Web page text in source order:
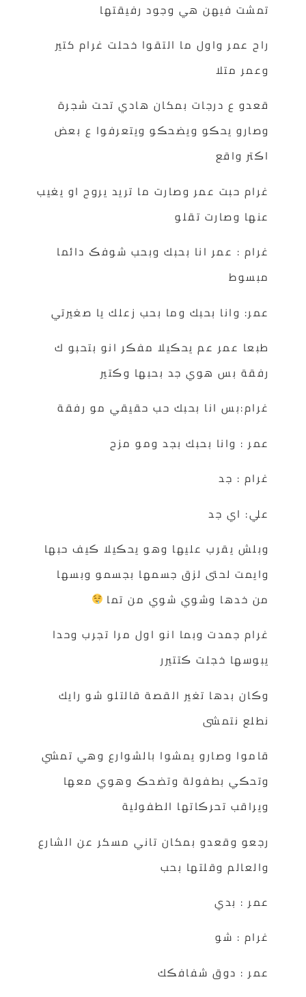
تمشت فيهن هي وجود رفيقتها
راح عمر واول ما التقوا خحلت غرام كتير
وعمر متلا
قعدو ع درجات بمكان هادي تحت شجرة
وصارو يحڪو ويضحڪو ويتعرفوا ع بعض
اڪتر واقع
غرام حبت عمر وصارت ما تريد يروح او يغيب
عنها وصارت تقلو
غرام : عمر انا بحبك وبحب شوفڪ دائما
مبسوط
عمر: وانا بحبك وما بحب زعلك يا صغيرتي
طبعا عمر عم يحڪيلا مفڪر انو بتحبو ك
رفقة بس هوي جد بحبها وڪتير
غرام:بس انا بحبك حب حقيقي مو رفقة
عمر : وانا بحبك بجد ومو مزح
غرام : جد
علي: اي جد
وبلش يقرب عليها وهو يحڪيلا ڪيف حبها
وايمت لحتى لزق جسمها بجسمو وبسها
من خدها وشوي شوي من تما
غرام جمدت وبما انو اول مرا تجرب وحدا
يبوسها خجلت ڪتتيرر
وڪان بدها تغير القصة قالتلو شو رايك
نطلع نتمشى
قاموا وصارو يمشوا بالشوارع وهي تمشي
وتحڪي بطفولة وتضحڪ وهوي معها
ويراقب تحرڪاتها الطفولية
رجعو وقعدو بمكان تاني مسكر عن الشارع
والعالم وقلتها بحب
عمر : بدي
غرام : شو
عمر : دوق شفافڪك